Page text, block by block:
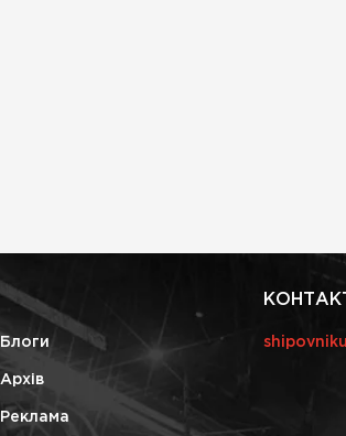
Блоги
Архів
Реклама